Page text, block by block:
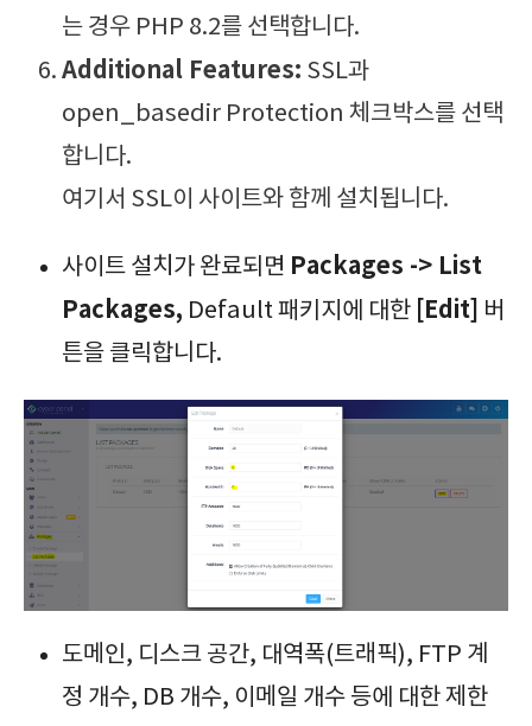
는 경우 PHP 8.2를 선택합니다.
Additional Features: SSL과
open_basedir Protection 체크박스를 선택
합니다.
여기서 SSL이 사이트와 함께 설치됩니다.
사이트 설치가 완료되면 Packages -> List
Packages, Default 패키지에 대한 [Edit] 버
튼을 클릭합니다.
도메인, 디스크 공간, 대역폭(트래픽), FTP 계
정 개수, DB 개수, 이메일 개수 등에 대한 제한